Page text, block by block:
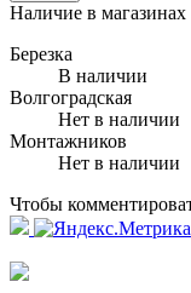
Наличие в магазинах
Березка
В наличии
Волгоградская
Нет в наличии
Монтажников
Нет в наличии
Чтобы